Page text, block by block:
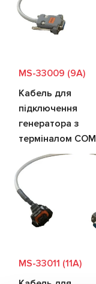
MS-33009 (9A)
Кабель для
підключення
генератора з
терміналом COM
MS-33011 (11A)